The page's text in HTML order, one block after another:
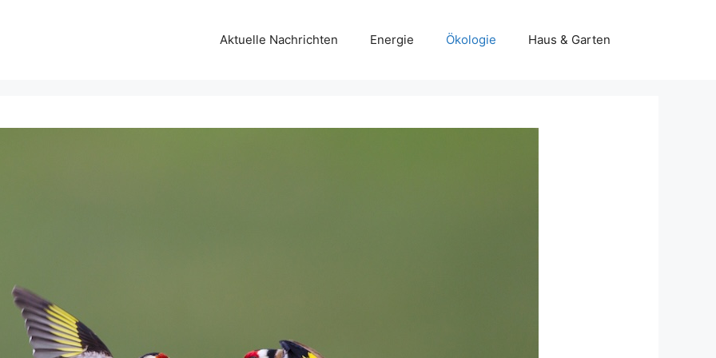
Aktuelle Nachrichten Energie Ökologie Haus & Garten